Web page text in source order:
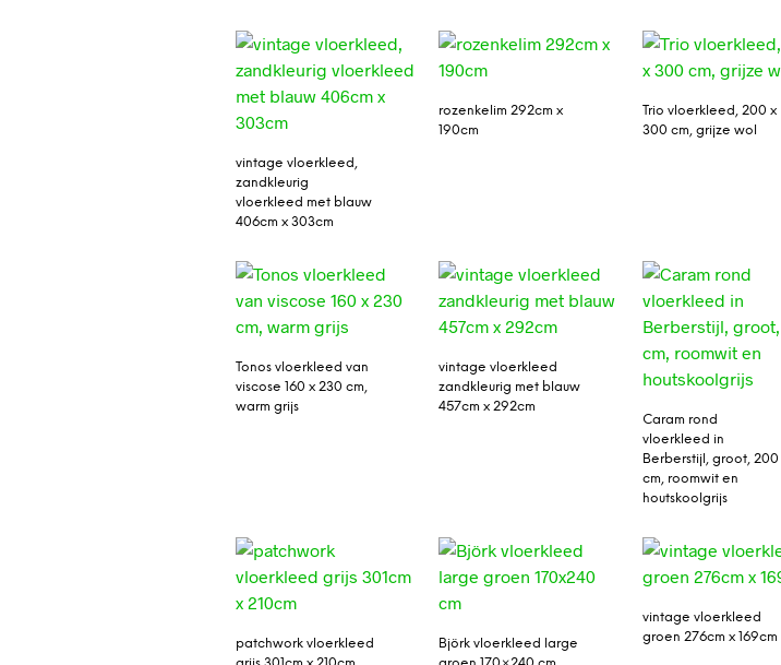
vintage vloerkleed,
zandkleurig
vloerkleed met blauw
406cm x 303cm
rozenkelim 292cm x
190cm
Trio vloerkleed, 200 x
300 cm, grijze wol
Tonos vloerkleed van
viscose 160 x 230 cm,
warm grijs
vintage vloerkleed
zandkleurig met blauw
457cm x 292cm
Caram rond
vloerkleed in
Berberstijl, groot, 200
cm, roomwit en
houtskoolgrijs
patchwork vloerkleed
Björk vloerkleed large
vintage vloerkleed
groen 276cm x 169cm